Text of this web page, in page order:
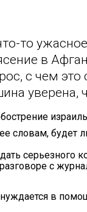
то
в
с чем это
уверена,
словам, будет
серьезного
с
в